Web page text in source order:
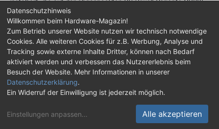
basiert. Wir haben uns ein Custom-Design von Hersteller KFA2
im Test genauer angesehen.
Impressum| Kontakt |Jobs |Datenschutz |
Consent‑Einstellungen |Haftungsausschluss
Feed Facebook
Twitch
Discord
© Copyright 2001 - 2026 Hardware-Magazin
Datenschutzhinweis
Willkommen beim Hardware-Magazin!
Zum Betrieb unserer Website nutzen wir technisch notwendige
Cookies. Alle weiteren Cookies für z.B. Werbung, Analyse und
Tracking sowie externe Inhalte Dritter, können nach Bedarf
aktiviert werden und verbessern das Nutzererlebnis beim
Besuch der Website. Mehr Informationen in unserer
Datenschutzerklärung.
Ein Widerruf der Einwilligung ist jederzeit möglich.
Einstellungen anpassen... Alle akzeptieren